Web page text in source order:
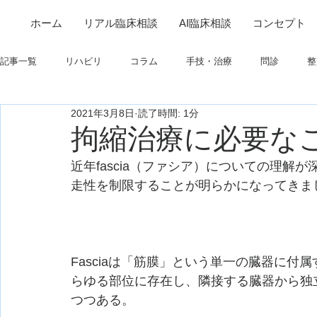
ホーム リアル臨床相談 AI臨床相談 コンセプト
記事一覧 リハビリ コラム 手技・治療 問診
制度関連 学会・研究関連
フィジカルアセスメント 仕事について 栄養 パー
拘縮治療に必要な
2021年3月8日 読了時間: 1分
近年fascia（ファシア）についての理解が
走性を制限することが明らかになってきま
Fasciaは「筋膜」という単一の臓器に付
らゆる部位に存在し、隣接する臓器から
つつある。